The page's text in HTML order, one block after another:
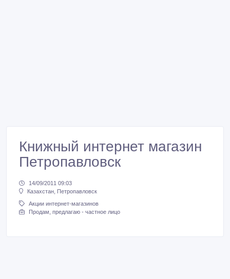
Книжный интернет магазин
Петропавловск
14/09/2011 09:03
Казахстан, Петропавловск
Акции интернет-магазинов
Продам, предлагаю - частное лицо